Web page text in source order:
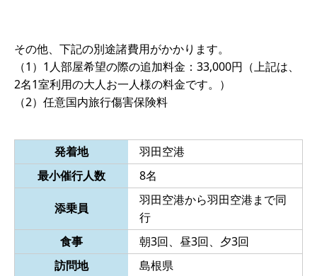
その他、下記の別途諸費用がかかります。
（1）1人部屋希望の際の追加料金：33,000円（上記は、
2名1室利用の大人お一人様の料金です。）
（2）任意国内旅行傷害保険料
発着地
羽田空港
最小催行人数
8名
添乗員
羽田空港から羽田空港まで同
行
食事
朝3回、昼3回、夕3回
訪問地
島根県